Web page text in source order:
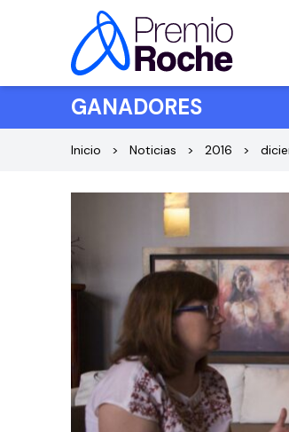
Saltar al contenido
GANADORES
Inicio Noticias 2016